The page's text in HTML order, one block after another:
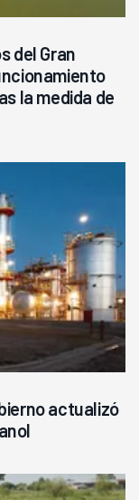
del Gran
la medida de
actualizó